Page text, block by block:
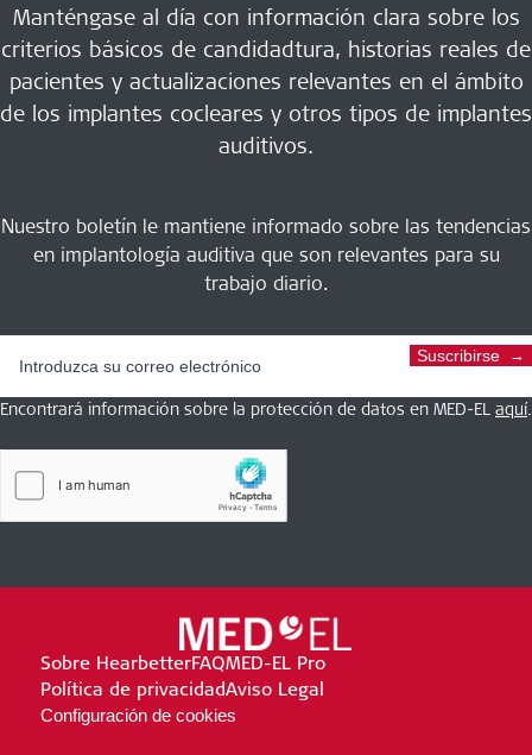
Manténgase al día con información clara sobre los
criterios básicos de candidadtura, historias reales de
pacientes y actualizaciones relevantes en el ámbito
de los implantes cocleares y otros tipos de implantes
auditivos.
Nuestro boletín le mantiene informado sobre las tendencias
en implantología auditiva que son relevantes para su
trabajo diario.
Suscribirse
Encontrará información sobre la protección de datos en MED-EL aquí.
Sobre HearbetterFAQMED-EL Pro
Política de privacidadAviso Legal
Configuración de cookies